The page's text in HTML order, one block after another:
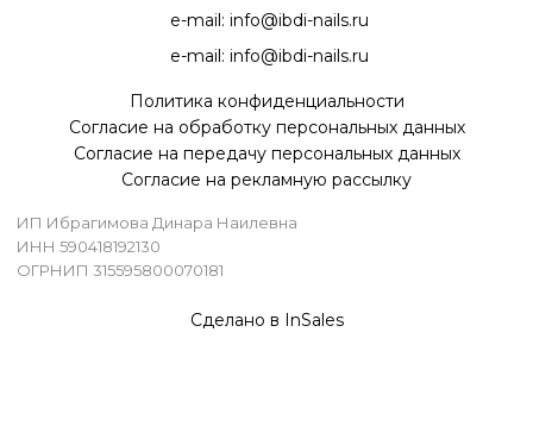
e-mail: info@ibdi-nails.ru
e-mail: info@ibdi-nails.ru
Политика конфиденциальности
Согласие на обработку персональных данных
Согласие на передачу персональных данных
Согласие на рекламную рассылку
ИП Ибрагимова Динара Наилевна
ИНН 590418192130
ОГРНИП 315595800070181
Сделано в InSales